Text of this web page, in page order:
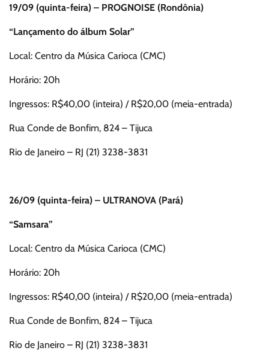
19/09 (quinta-feira) – PROGNOISE (Rondônia)
“Lançamento do álbum Solar”
Local: Centro da Música Carioca (CMC)
Horário: 20h
Ingressos: R$40,00 (inteira) / R$20,00 (meia-entrada)
Rua Conde de Bonfim, 824 – Tijuca
Rio de Janeiro – RJ (21) 3238-3831
26/09 (quinta-feira) – ULTRANOVA (Pará)
“Samsara”
Local: Centro da Música Carioca (CMC)
Horário: 20h
Ingressos: R$40,00 (inteira) / R$20,00 (meia-entrada)
Rua Conde de Bonfim, 824 – Tijuca
Rio de Janeiro – RJ (21) 3238-3831